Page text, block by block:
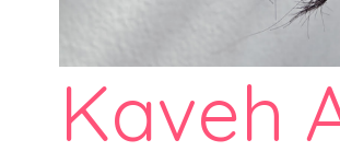
Kaveh